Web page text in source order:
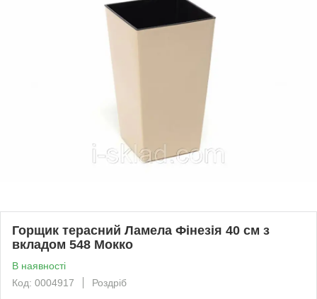
Горщик терасний Ламела Фінезія 40 см з
вкладом 548 Мокко
В наявності
Код: 0004917
Роздріб